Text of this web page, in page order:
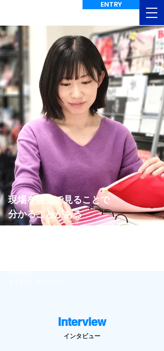
ENTRY
Interview
インタビュー
現場を自分で見ることで
分かることがある